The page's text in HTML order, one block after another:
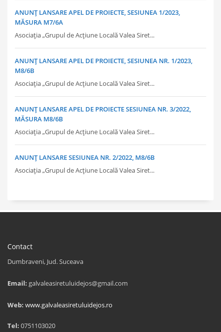
ANUNȚ LANSARE APEL DE PROIECTE, SESIUNEA 1/2023,
MĂSURA M7/6A
Asociația „Grupul de Acțiune Locală Valea Siret...
ANUNȚ LANSARE APEL DE PROIECTE, SESIUNEA NR. 1/2023,
M8/6B
Asociația „Grupul de Acțiune Locală Valea Siret...
ANUNȚ LANSARE APEL DE PROIECTE SESIUNEA NR. 3/2022,
MĂSURA M8/6B
Asociația „Grupul de Acțiune Locală Valea Siret...
ANUNȚ LANSARE SESIUNEA NR. 2/2022, M8/6B
Asociația „Grupul de Acțiune Locală Valea Siret...
Contact
Dumbraveni, Jud. Suceava
Email: galvaleasiretuluidejos@gmail.com
Web: www.galvaleasiretuluidejos.ro
Tel: 0751103020